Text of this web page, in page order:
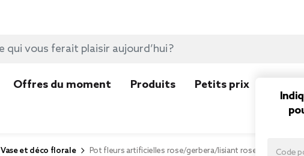
Offres du moment Produits Petits prix
Vase et déco florale Pot fleurs artificielles rose/gerbera/lisiant rose et violet 18